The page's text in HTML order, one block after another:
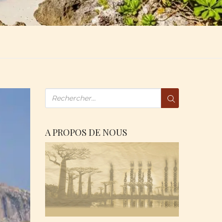
A PROPOS DE NOUS